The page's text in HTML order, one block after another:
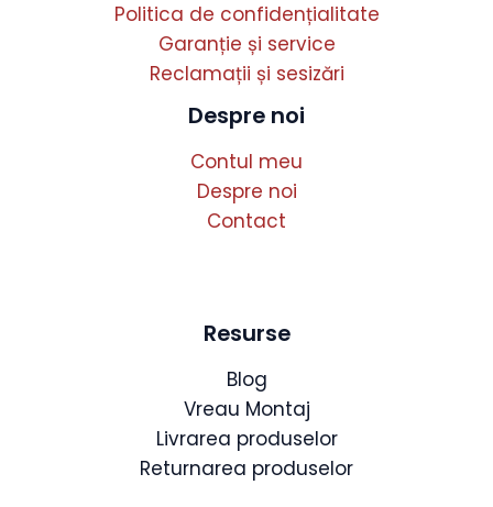
Politica de confidențialitate
Garanție și service
Reclamații și sesizări
Despre noi
Contul meu
Despre noi
Contact
Resurse
Blog
Vreau Montaj
Livrarea produselor
Returnarea produselor